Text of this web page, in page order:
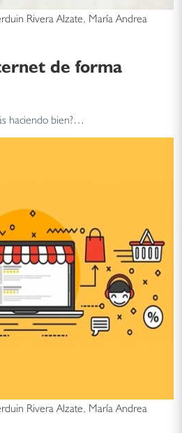
Rivera Alzate, María Andrea
de forma
haciendo bien?…
Rivera Alzate, María Andrea